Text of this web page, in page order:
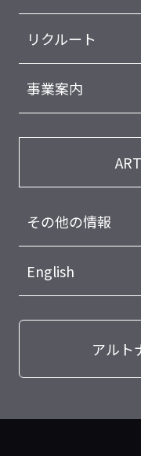
リクルート
事業案内
その他の情報
English
アルト